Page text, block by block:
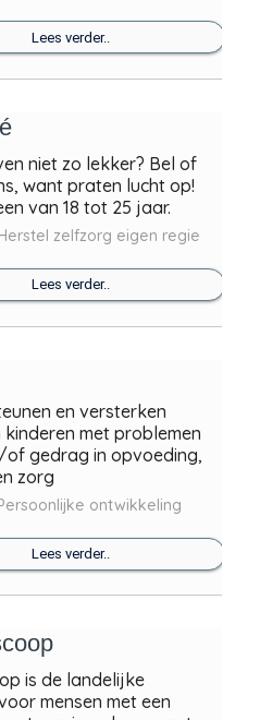
Lees verder..
niet zo lekker? Bel of
want praten lucht op!
van 18 tot 25 jaar.
zelfzorg eigen regie
Lees verder..
en versterken
met problemen
of gedrag in opvoeding,
zorg
ontwikkeling
Lees verder..
is de landelijke
mensen met een